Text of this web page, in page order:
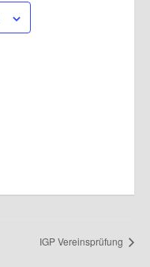
IGP Vereinsprüfung